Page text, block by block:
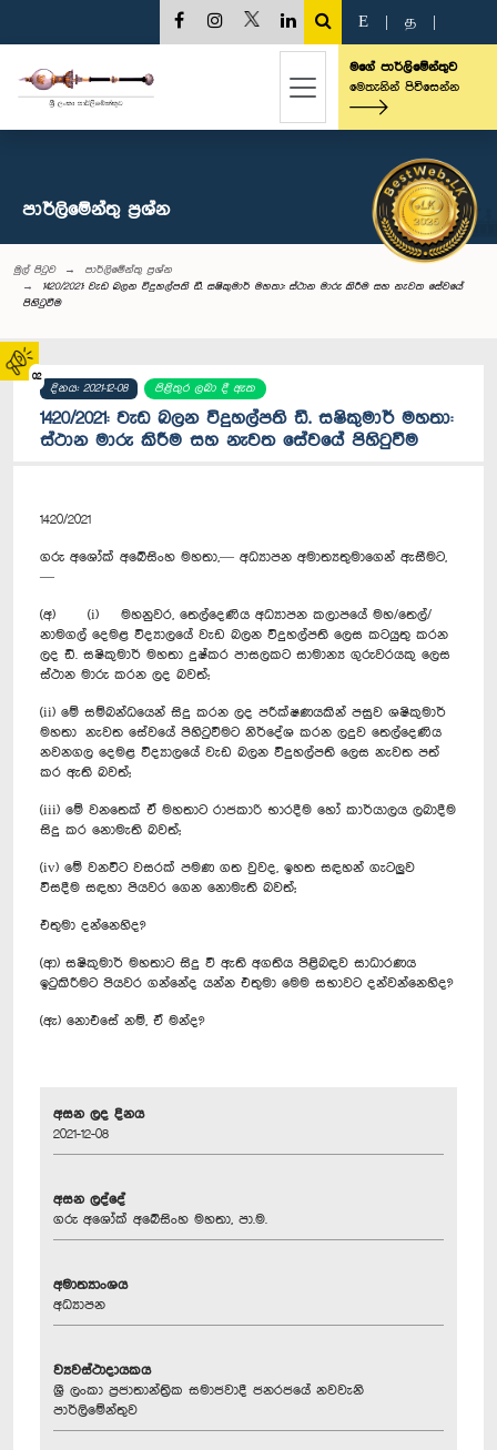
02
E த
මගේ පාර්ලිමේන්තුව
මෙතැනින් පිවිසෙන්න
පාර්ලි‌මේන්තු‌ ප්‍රශ්න
මුල් පිටුව
පාර්ලි‌මේන්තු‌ ප්‍රශ්න
1420/2021: වැඩ බලන විදුහල්පති ඩී. සෂිකුමාර් මහතා: ස්ථාන මාරු කිරීම සහ නැවත සේවයේ
පිහිටුවීම
දිනය: 2021-12-08 පිළිතුර ලබා දී ඇත
1420/2021: වැඩ බලන විදුහල්පති ඩී. සෂිකුමාර් මහතා:
ස්ථාන මාරු කිරීම සහ නැවත සේවයේ පිහිටුවීම
1420/2021
ගරු අශෝක් අබේසිංහ මහතා,— අධ්‍යාපන අමාත්‍යතුමාගෙන් ඇසීමට,
—
(අ) (i) මහනුවර, තෙල්දෙණිය අධ්‍යාපන කලාපයේ මහ/තෙල්/
නාමගල් දෙමළ විද්‍යාලයේ වැඩ බලන විදුහල්පති ලෙස කටයුතු කරන
ලද ඩී. සෂිකුමාර් මහතා දුෂ්කර පාසලකට සාමාන්‍ය ගුරුවරයකු ලෙස
ස්ථාන මාරු කරන ලද බවත්;
(ii) මේ සම්බන්ධයෙන් සිදු කරන ලද පරීක්ෂණයකින් පසුව ශෂිකුමාර්
මහතා නැවත සේවයේ පිහිටුවීමට නිර්දේශ කරන ලදුව තෙල්දෙණිය
නවනගල දෙමළ විද්‍යාලයේ වැඩ බලන විදුහල්පති ලෙස නැවත පත්
කර ඇති බවත්;
(iii) මේ වනතෙක් ඒ මහතාට රාජකාරි භාරදීම හෝ කාර්යාලය ලබාදීම
සිදු කර නොමැති බවත්;
(iv) මේ වනවිට වසරක් පමණ ගත වුවද, ඉහත සඳහන් ගැටලුව
විසදීම සඳහා පියවර ගෙන නොමැති බවත්;
එතුමා දන්නෙහිද?
(ආ) සෂිකුමාර් මහතාට සිදු වී ඇති අගතිය පිළිබඳව සාධාරණය
ඉටුකිරීමට පියවර ගන්නේද යන්න එතුමා මෙම සභාවට දන්වන්නෙහිද?
(ඇ) නොඑසේ නම්, ඒ මන්ද?
අසන ලද දිනය
2021-12-08
අසන ලද්දේ
ගරු අශෝක් අබේසිංහ මහතා, පා.ම.
අමාත්‍යාංශය
අධ්‍යාපන
ව්‍යවස්ථාදායකය
ශ්‍රී ලංකා ප්‍රජාතාන්ත්‍රික සමාජවාදී ජනරජයේ නවවැනි
පාර්ලිමේන්තුව